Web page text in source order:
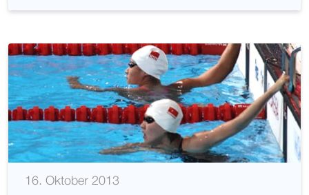
16. Oktober 2013